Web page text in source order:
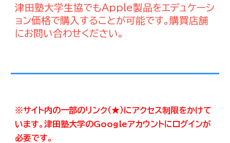
津田塾大学生協でもApple製品をエデュケーシ
ョン価格で購入することが可能です。購買店舗
にお問い合わせください。
※サイト内の一部のリンク（★）にアクセス制限をかけて
います。津田塾大学のGoogleアカウントにログインが
必要です。